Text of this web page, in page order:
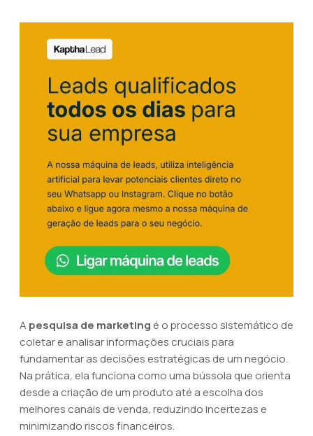
A pesquisa de marketing é o processo sistemático de
coletar e analisar informações cruciais para
fundamentar as decisões estratégicas de um negócio.
Na prática, ela funciona como uma bússola que orienta
desde a criação de um produto até a escolha dos
melhores canais de venda, reduzindo incertezas e
minimizando riscos financeiros.